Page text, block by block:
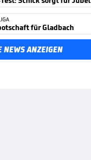
für Gladbach
NEWS ANZEIGEN